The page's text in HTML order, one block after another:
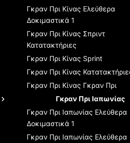
Γκραν Πρι Κίνας Ελεύθερα
Δοκιμαστικά 1
Γκραν Πρι Κίνας Σπριντ
Κατατακτήριες
Γκραν Πρι Κίνας Sprint
Γκραν Πρι Κίνας
Γκραν Πρι Κίνας Γκραν Πρι
Γκραν Πρι Ιαπωνίας
Γκραν Πρι Ιαπωνίας Ελεύθερα
Δοκιμαστικά 1
Γκραν Πρι Ιαπωνίας Ελεύθερα